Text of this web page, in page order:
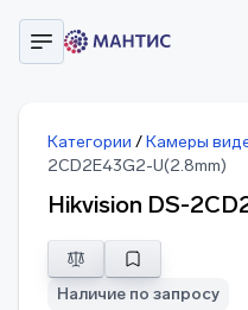
Категории /Камеры
2CD2E43G2-U(2.8mm)
Hikvision DS-
Наличие по запросу